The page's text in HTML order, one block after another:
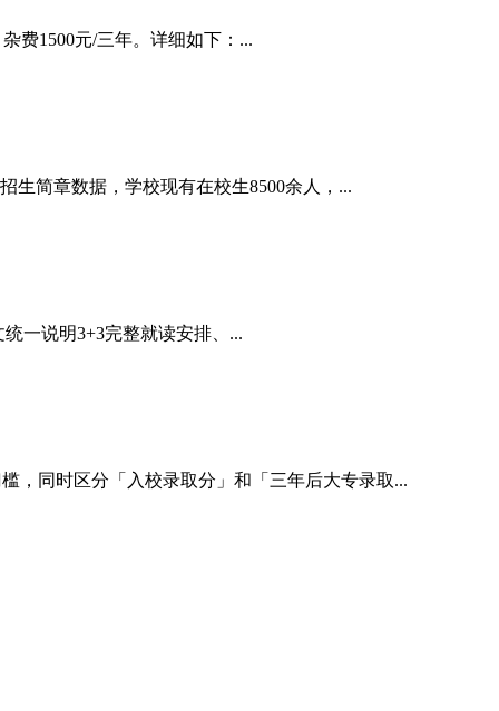
费1500元/三年。详细如下：...
生简章数据，学校现有在校生8500余人，...
一说明3+3完整就读安排、...
，同时区分「入校录取分」和「三年后大专录取...